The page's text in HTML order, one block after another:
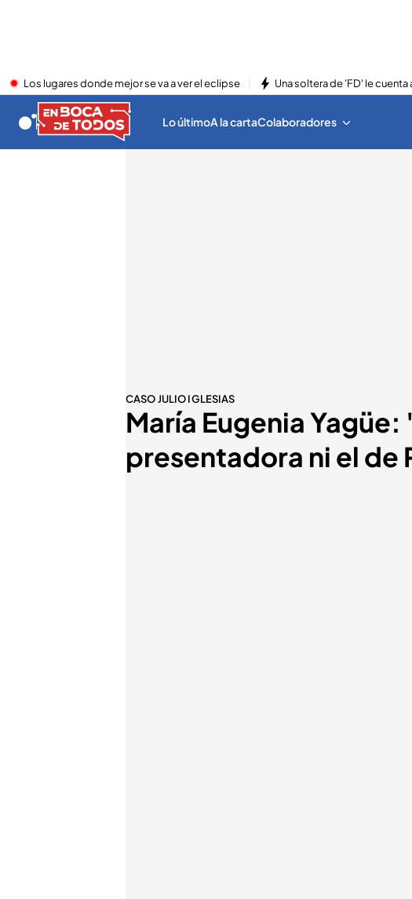
Los lugares donde mejor se va a ver el eclipse Una soltera de 'FD' le
Lo últimoA la cartaColaboradores
CASO JULIO IGLESIAS
María Eugenia Yagüe:
presentadora ni el de